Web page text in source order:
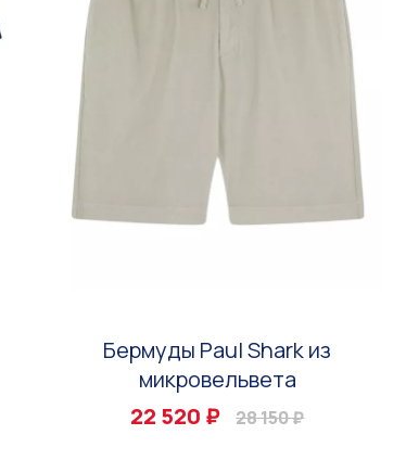
Бермуды Paul Shark из
микровельвета
22 520 ₽
28 150 ₽